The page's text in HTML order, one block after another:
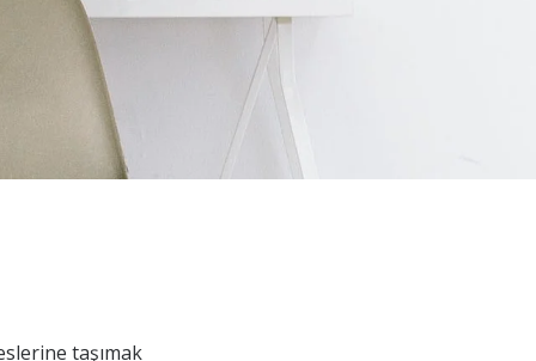
taşımak